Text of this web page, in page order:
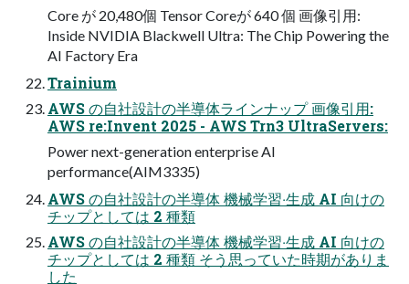
Core が 20,480個 Tensor Coreが 640 個 画像引⽤:
Inside NVIDIA Blackwell Ultra: The Chip Powering the
AI Factory Era
Trainium
AWS の⾃社設計の半導体ラインナップ 画像引⽤:
AWS re:Invent 2025 - AWS Trn3 UltraServers:
Power next-generation enterprise AI
performance(AIM3335)
AWS の⾃社設計の半導体 機械学習‧⽣成 AI 向けの
チップとしては 2 種類
AWS の⾃社設計の半導体 機械学習‧⽣成 AI 向けの
チップとしては 2 種類 そう思っていた時期がありま
した